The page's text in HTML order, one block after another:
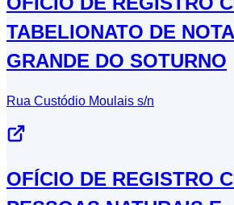
TABELIONATO DE
GRANDE DO SOTURNO
Rua Custódio Moulais s/n
OFÍCIO DE REGISTRO